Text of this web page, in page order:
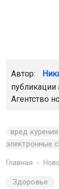
Автор:
публикации
Агентство
вред курения
электронные
Главная
Здоровье